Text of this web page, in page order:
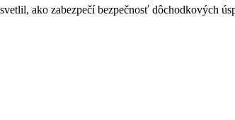
ako zabezpečí bezpečnosť dôchodkových